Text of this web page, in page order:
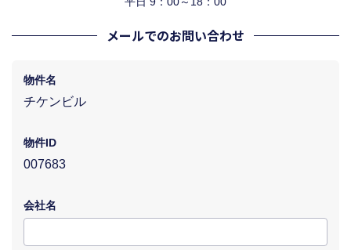
メールでのお問い合わせ
物件名
チケンビル
物件ID
007683
会社名